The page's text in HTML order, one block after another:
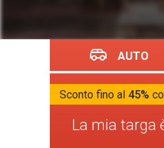
AUTO
Sconto fino al 45%
La mia targa